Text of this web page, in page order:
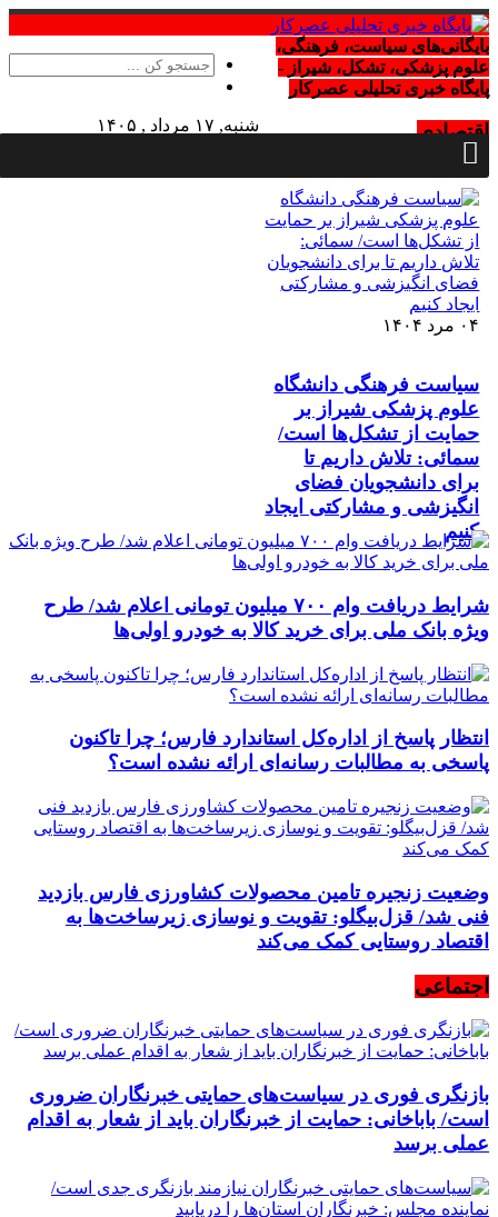
شنبه, ۱۷ مرداد , ۱۴۰۵
بایگانی‌های سیاست، فرهنگی،
علوم پزشکی، تشکل، شیراز -
پایگاه خبری تحلیلی عصرکار
۰۴ مرد ۱۴۰۴
سیاست فرهنگی دانشگاه
علوم پزشکی شیراز بر
حمایت از تشکل‌ها است/
سمائی: تلاش داریم تا
برای دانشجویان فضای
انگیزشی و مشارکتی ایجاد
کنیم
اقتصادی
شرایط دریافت وام ۷۰۰ میلیون تومانی اعلام شد/ طرح
ویژه بانک ملی برای خرید کالا به خودرو اولی‌ها
انتظار پاسخ از اداره‌کل استاندارد فارس؛ چرا تاکنون
پاسخی به مطالبات رسانه‌ای ارائه نشده است؟
وضعیت زنجیره تامین محصولات کشاورزی فارس بازدید
فنی شد/ قزل‌بیگلو: تقویت و نوسازی زیرساخت‌ها به
اقتصاد روستایی کمک می‌کند
اجتماعی
بازنگری فوری در سیاست‌های حمایتی خبرنگاران ضروری
است/ باباخانی: حمایت از خبرنگاران باید از شعار به اقدام
عملی برسد